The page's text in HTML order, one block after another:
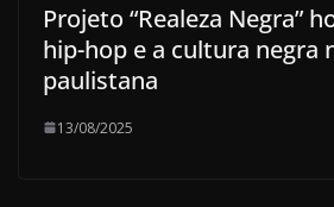
Projeto “Realeza Negra”
hip-hop e a cultura negra
paulistana
13/08/2025